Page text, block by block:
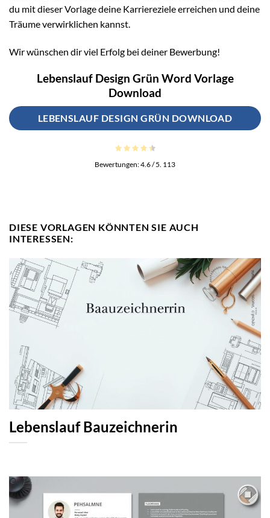
du mit dieser Vorlage deine Karriereziele erreichen und deine
Träume verwirklichen kannst.
Wir wünschen dir viel Erfolg bei deiner Bewerbung!
Lebenslauf Design Grün Word Vorlage
Download
LEBENSLAUF DESIGN GRÜN DOWNLOAD
Bewertungen:4.6/ 5. 113
DIESE VORLAGEN KÖNNTEN SIE AUCH
INTERESSEN:
Lebenslauf Bauzeichnerin